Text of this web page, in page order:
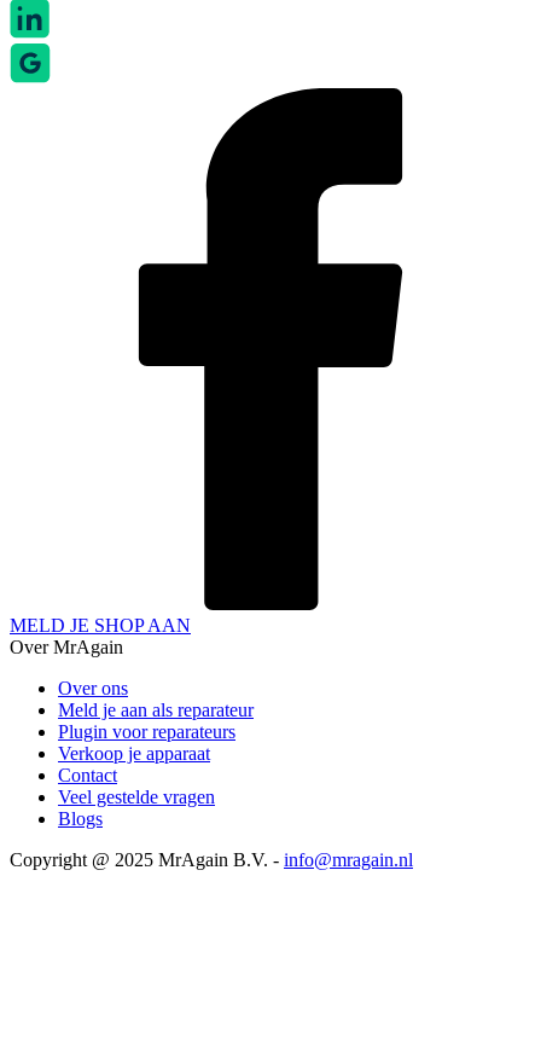
MELD JE SHOP AAN
Over MrAgain
Over ons
Meld je aan als reparateur
Plugin voor reparateurs
Verkoop je apparaat
Contact
Veel gestelde vragen
Blogs
Copyright @ 2025 MrAgain B.V. - info@mragain.nl